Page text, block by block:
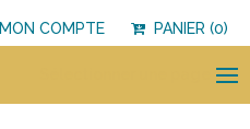
MON COMPTE PANIER (0)